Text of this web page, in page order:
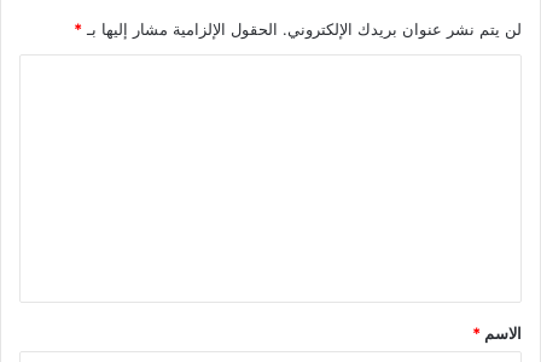
لن يتم نشر عنوان بريدك الإلكتروني. الحقول الإلزامية مشار إليها بـ*
*
الاسم *